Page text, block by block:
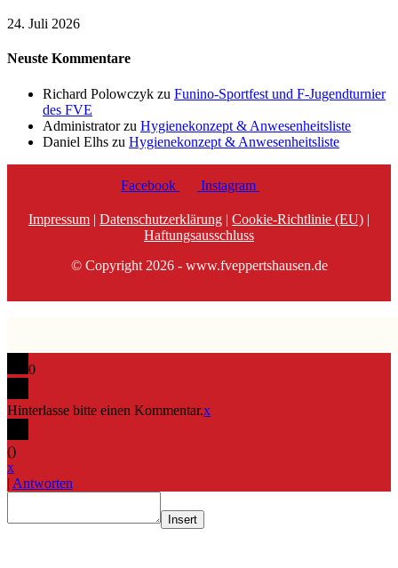
24. Juli 2026
Neuste Kommentare
Richard Polowczyk zu Funino-Sportfest und F-Jugendturnier
des FVE
Administratorzu Hygienekonzept & Anwesenheitsliste
Daniel Elhs zu Hygienekonzept & Anwesenheitsliste
Facebook Instagram
Impressum | Datenschutzerklärung | Cookie-Richtlinie (EU) |
Haftungsausschluss
© Copyright 2026 - www.fveppertshausen.de
0
Hinterlasse bitte einen Kommentar.x
()
x
| Antworten
Insert